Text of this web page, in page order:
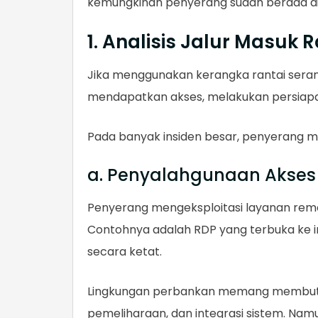
1. Analisis Jalur Masuk
Jika menggunakan kerangka rantai
mendapatkan akses, melakukan
Pada banyak insiden besar, penyerang
a. Penyalahgunaan
Penyerang mengeksploitasi layanan
Contohnya adalah RDP yang terbuka
secara ketat.
Lingkungan perbankan memang
pemeliharaan, dan integrasi sistem.